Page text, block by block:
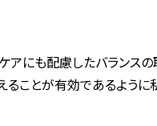
アにも配慮したバランス
ことが有効であるように